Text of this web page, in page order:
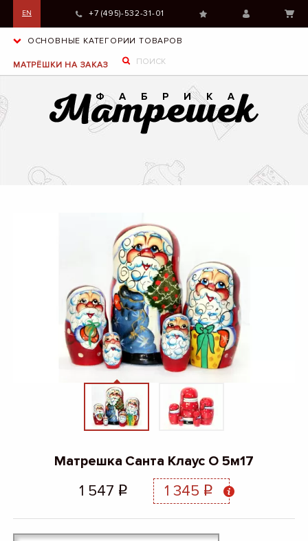
EN +7 (495)-532-31-01
ОСНОВНЫЕ КАТЕГОРИИ ТОВАРОВ
МАТРЁШКИ НА ЗАКАЗ
Матрешка Санта Клаус О 5м17
1 547 q 1 345 q